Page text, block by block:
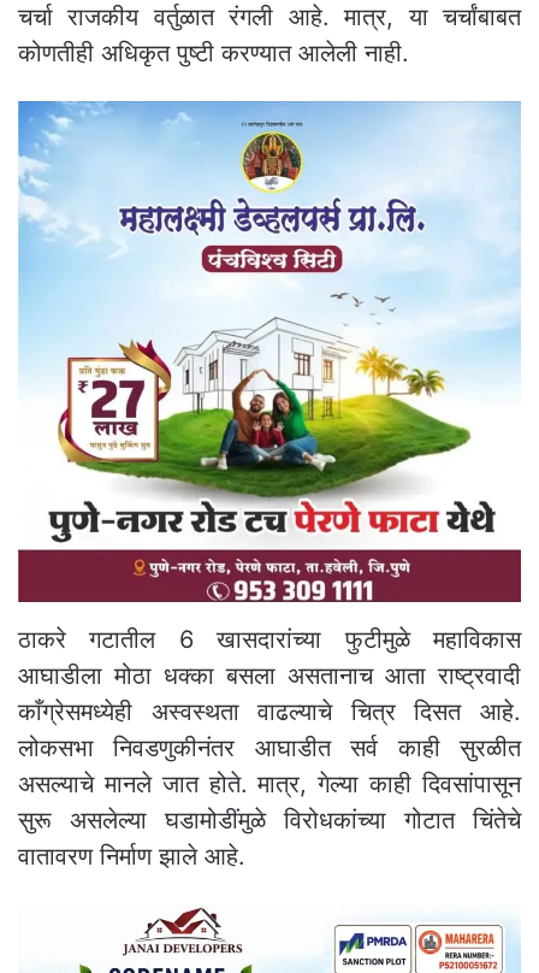
चर्चा राजकीय वर्तुळात रंगली आहे. मात्र, या चर्चांबाबत
कोणतीही अधिकृत पुष्टी करण्यात आलेली नाही.
ठाकरे गटातील 6 खासदारांच्या फुटीमुळे महाविकास
आघाडीला मोठा धक्का बसला असतानाच आता राष्ट्रवादी
काँग्रेसमध्येही अस्वस्थता वाढल्याचे चित्र दिसत आहे.
लोकसभा निवडणुकीनंतर आघाडीत सर्व काही सुरळीत
असल्याचे मानले जात होते. मात्र, गेल्या काही दिवसांपासून
सुरू असलेल्या घडामोडींमुळे विरोधकांच्या गोटात चिंतेचे
वातावरण निर्माण झाले आहे.